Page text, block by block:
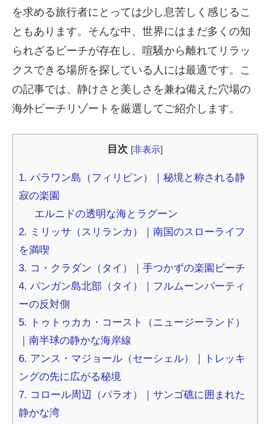
を求める旅行者にとっては少し息苦しく感じるこ
ともあります。そんな中、世界にはまだ多くの知
られざるビーチが存在し、喧騒から離れてリラッ
クスできる場所を探している人には最適です。こ
の記事では、静けさと美しさを兼ね備えた穴場の
海外ビーチリゾートを厳選してご紹介します。
目次 [非表示]
1. パラワン島（フィリピン）｜秘境と称される静
寂の楽園
エルニドの透明な海とラグーン
2. ミリッサ（スリランカ）｜南国のスローライフ
を満喫
3. コ・クラダン（タイ）｜手つかずの楽園ビーチ
4. パンガン島北部（タイ）｜フルムーンパーティ
ーの反対側
5. トゥトゥカカ・コースト（ニュージーランド）
｜南半球の静かな海岸線
6. アンス・マジョール（セーシェル）｜トレッキ
ングの先に広がる秘境
7. コロール周辺（パラオ）｜サンゴ礁に囲まれた
静かな湾